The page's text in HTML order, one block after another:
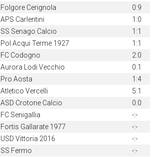
Folgore Cerignola
0:9
APS Carlentini
1:0
SS Senago Calcio
1:1
Pol Acqui Terme 1927
1:1
FC Codogno
2:0
Aurora Lodi Vecchio
0:1
Pro Aosta
1:4
Atletico Vercelli
5:1
ASD Crotone Calcio
0:0
FC Senigallia
-:-
Fortis Gallarate 1977
-:-
USD Vittoria 2016
-:-
SS Fermo
-:-